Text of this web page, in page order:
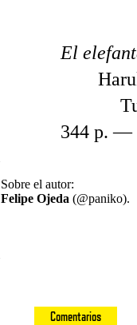
El
344 p. —
Sobre el autor:
Felipe Ojeda (@paniko).
Comentarios